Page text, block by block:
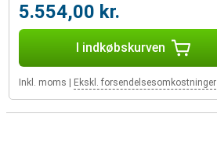
5.554,00 kr.
I indkøbskurven
Inkl. moms Ekskl. forsendelsesomkostninger